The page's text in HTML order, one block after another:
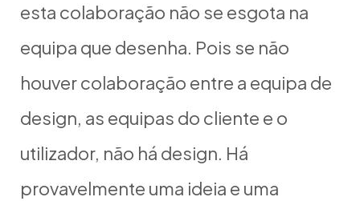
esta colaboração não se esgota na
equipa que desenha. Pois se não
houver colaboração entre a equipa de
design, as equipas do cliente e o
utilizador, não há design. Há
provavelmente uma ideia e uma